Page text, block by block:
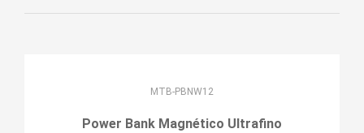
MTB-PBNW12
Power Bank Magnético Ultrafino